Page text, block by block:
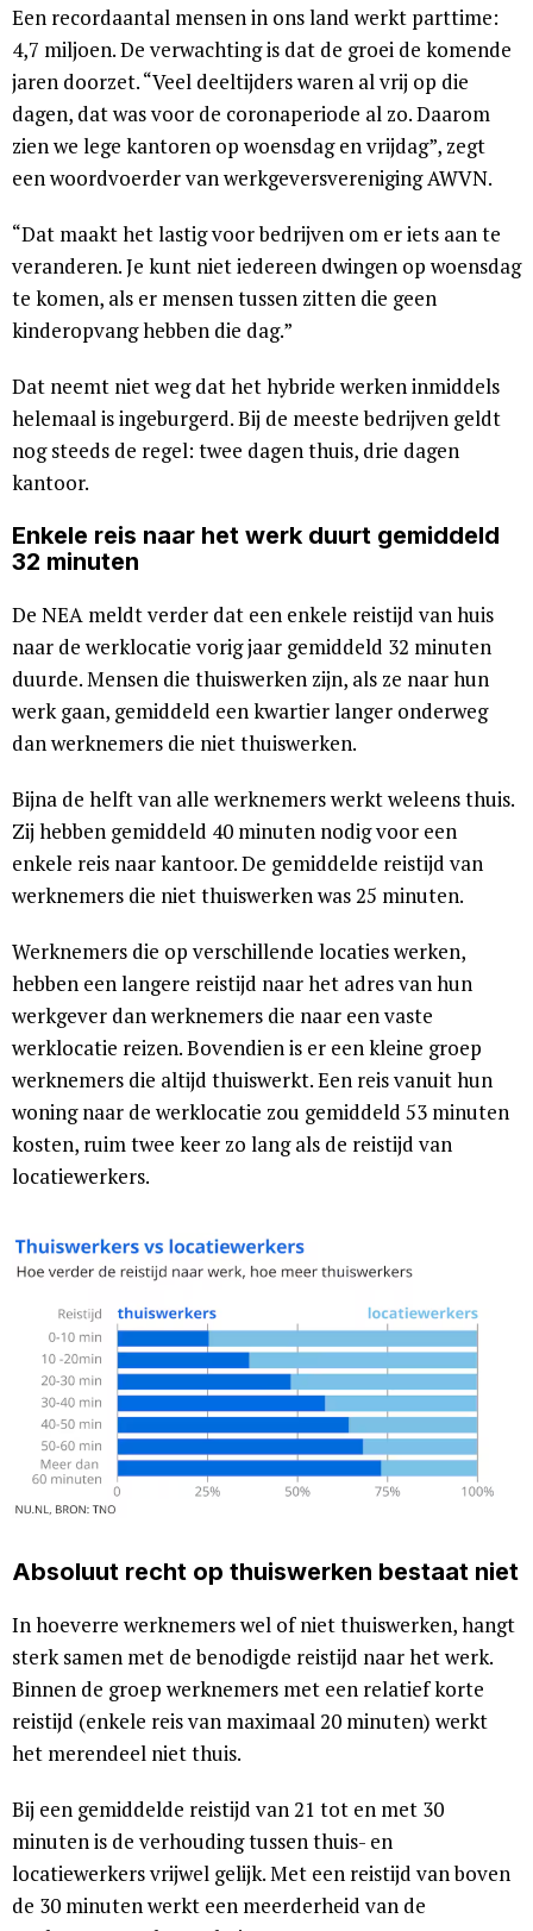
Een recordaantal mensen in ons land werkt parttime:
4,7 miljoen. De verwachting is dat de groei de komende
jaren doorzet. “Veel deeltijders waren al vrij op die
dagen, dat was voor de coronaperiode al zo. Daarom
zien we lege kantoren op woensdag en vrijdag”, zegt
een woordvoerder van werkgeversvereniging AWVN.
“Dat maakt het lastig voor bedrijven om er iets aan te
veranderen. Je kunt niet iedereen dwingen op woensdag
te komen, als er mensen tussen zitten die geen
kinderopvang hebben die dag.”
Dat neemt niet weg dat het hybride werken inmiddels
helemaal is ingeburgerd. Bij de meeste bedrijven geldt
nog steeds de regel: twee dagen thuis, drie dagen
kantoor.
Enkele reis naar het werk duurt gemiddeld
32 minuten
De NEA meldt verder dat een enkele reistijd van huis
naar de werklocatie vorig jaar gemiddeld 32 minuten
duurde. Mensen die thuiswerken zijn, als ze naar hun
werk gaan, gemiddeld een kwartier langer onderweg
dan werknemers die niet thuiswerken.
Bijna de helft van alle werknemers werkt weleens thuis.
Zij hebben gemiddeld 40 minuten nodig voor een
enkele reis naar kantoor. De gemiddelde reistijd van
werknemers die niet thuiswerken was 25 minuten.
Werknemers die op verschillende locaties werken,
hebben een langere reistijd naar het adres van hun
werkgever dan werknemers die naar een vaste
werklocatie reizen. Bovendien is er een kleine groep
werknemers die altijd thuiswerkt. Een reis vanuit hun
woning naar de werklocatie zou gemiddeld 53 minuten
kosten, ruim twee keer zo lang als de reistijd van
locatiewerkers.
Absoluut recht op thuiswerken bestaat niet
In hoeverre werknemers wel of niet thuiswerken, hangt
sterk samen met de benodigde reistijd naar het werk.
Binnen de groep werknemers met een relatief korte
reistijd (enkele reis van maximaal 20 minuten) werkt
het merendeel niet thuis.
Bij een gemiddelde reistijd van 21 tot en met 30
minuten is de verhouding tussen thuis- en
locatiewerkers vrijwel gelijk. Met een reistijd van boven
de 30 minuten werkt een meerderheid van de